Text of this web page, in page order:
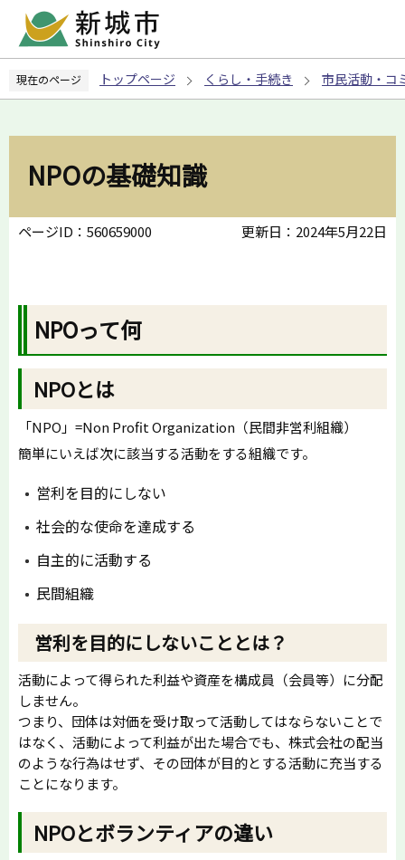
ペ
の
現在のページ トップページ くらし・手続き 市民活動・コ
NPOの基礎知識
ページID：560659000 更新日：2024年5月22日
NPOって何
NPOとは
「NPO」=Non Profit Organization（民間非営利組織）
簡単にいえば次に該当する活動をする組織です。
営利を目的にしない
社会的な使命を達成する
自主的に活動する
民間組織
営利を目的にしないこととは？
活動によって得られた利益や資産を構成員（会員等）に分配
しません。
つまり、団体は対価を受け取って活動してはならないことで
はなく、活動によって利益が出た場合でも、株式会社の配当
のような行為はせず、その団体が目的とする活動に充当する
ことになります。
NPOとボランティアの違い